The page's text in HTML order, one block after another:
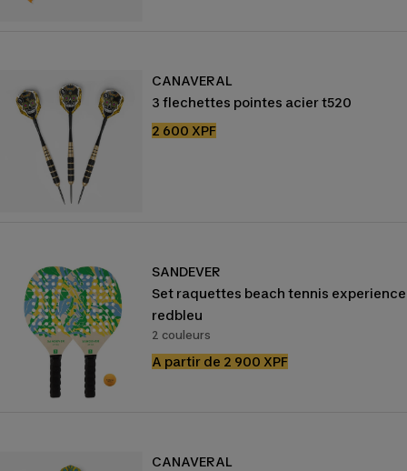
CANAVERAL
3 flechettes pointes acier t520
Prix
2 600 XPF
SANDEVER
Set raquettes beach tennis experience
redbleu
2 couleurs
Prix
A partir de 2 900 XPF
CANAVERAL